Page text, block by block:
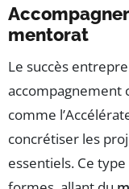
mentorat
Le succès
accompagnement
comme
concrétiser les
essentiels. Ce